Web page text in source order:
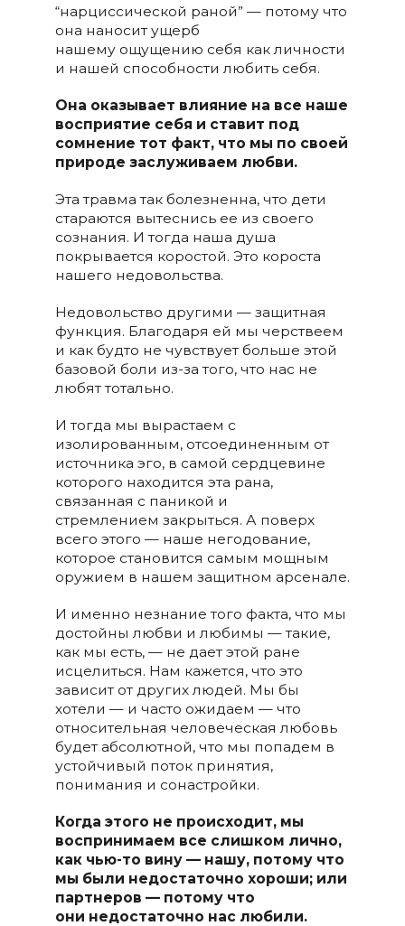
“нарциссической раной” — потому что
она наносит ущерб
нашему ощущению себя как личности
и нашей способности любить себя.
Она оказывает влияние на все наше
восприятие себя и ставит под
сомнение тот факт, что мы по своей
природе заслуживаем любви.
Эта травма так болезненна, что дети
стараются вытеснись ее из своего
сознания. И тогда наша душа
покрывается коростой. Это короста
нашего недовольства.
Недовольство другими — защитная
функция. Благодаря ей мы черствеем
и как будто не чувствует больше этой
базовой боли из-за того, что нас не
любят тотально.
И тогда мы вырастаем с
изолированным, отсоединенным от
источника эго, в самой сердцевине
которого находится эта рана,
связанная с паникой и
стремлением закрыться. А поверх
всего этого — наше негодование,
которое становится самым мощным
оружием в нашем защитном арсенале.
И именно незнание того факта, что мы
достойны любви и любимы — такие,
как мы есть, — не дает этой ране
исцелиться. Нам кажется, что это
зависит от других людей. Мы бы
хотели — и часто ожидаем — что
относительная человеческая любовь
будет абсолютной, что мы попадем в
устойчивый поток принятия,
понимания и сонастройки.
Когда этого не происходит, мы
воспринимаем все слишком лично,
как чью-то вину — нашу, потому что
мы были недостаточно хороши; или
партнеров — потому что
они недостаточно нас любили.